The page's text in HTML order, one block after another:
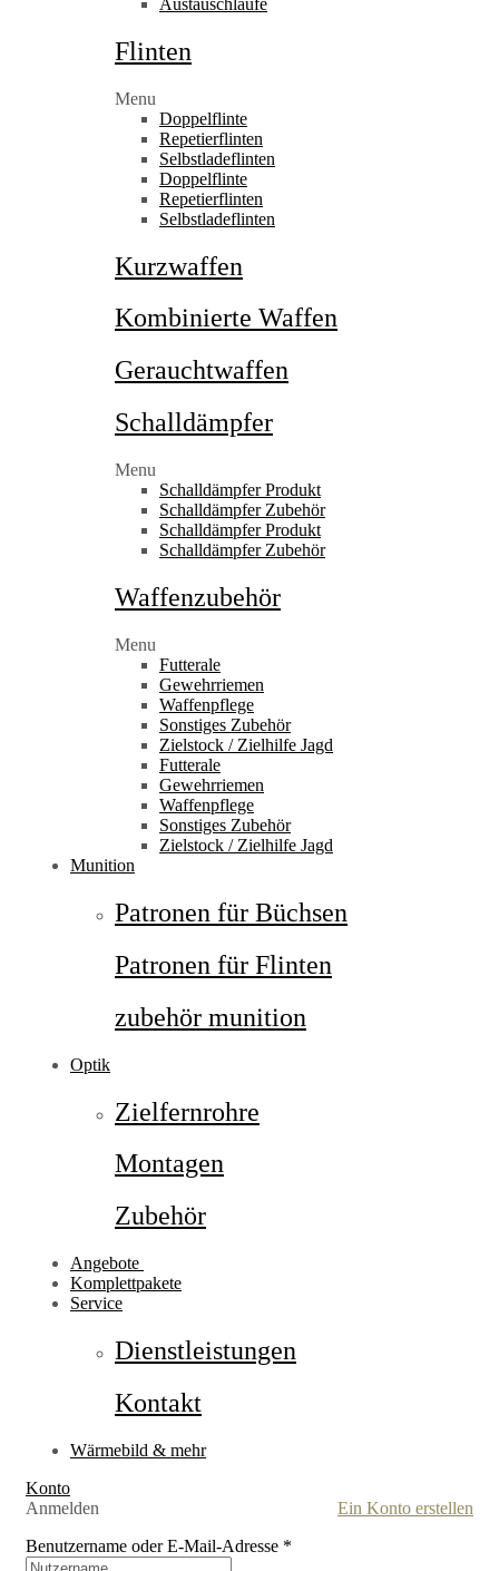
Flinten
Menu
Doppelflinte
Repetierflinten
Selbstladeflinten
Doppelflinte
Repetierflinten
Selbstladeflinten
Kurzwaffen
Kombinierte Waffen
Gerauchtwaffen
Schalldämpfer
Menu
Schalldämpfer Produkt
Schalldämpfer Zubehör
Schalldämpfer Produkt
Schalldämpfer Zubehör
Waffenzubehör
Menu
Futterale
Gewehrriemen
Waffenpflege
Sonstiges Zubehör
Zielstock / Zielhilfe Jagd
Futterale
Gewehrriemen
Waffenpflege
Sonstiges Zubehör
Zielstock / Zielhilfe Jagd
Munition
Patronen für Büchsen
Patronen für Flinten
zubehör munition
Optik
Zielfernrohre
Montagen
Zubehör
Angebote
Komplettpakete
Service
Dienstleistungen
Kontakt
Wärmebild & mehr
Konto
Anmelden
Ein Konto erstellen
Benutzername oder E-Mail-Adresse *